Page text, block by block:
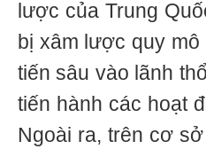
lược của Trung
bị xâm lược quy
tiến sâu vào lãnh
tiến hành các hoạt
Ngoài ra, trên cơ